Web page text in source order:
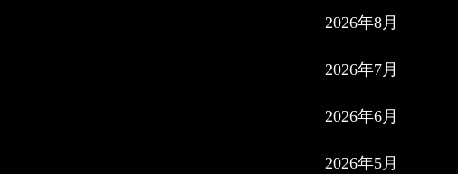
2026年8月
2026年7月
2026年6月
2026年5月